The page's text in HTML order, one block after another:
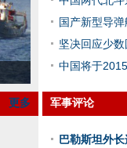
更多
国产新型导
坚决回应少
中国将于
军事评论
巴勒斯坦外